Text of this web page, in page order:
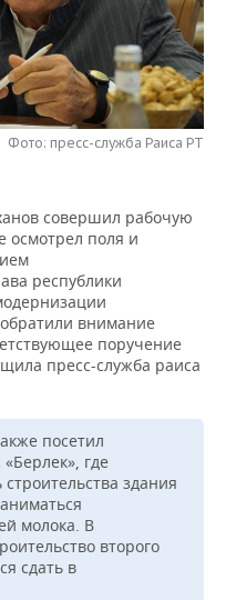
Фото: пресс-служба Раиса РТ
совершил рабочую
осмотрел поля и
республики
внимание
поручение
пресс-служба раиса
посетил
где
здания
молока. В
второго
сдать в